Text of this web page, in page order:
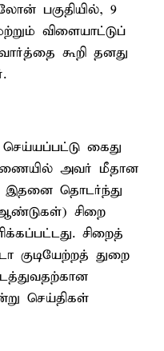
பகுதியில், 9
விளையாட்டுப்
கூறி தனது
கைது
அவர் மீதான
இதனை தொடர்ந்து
சிறை
சிறைத்
குடியேற்றத் துறை
செய்திகள்